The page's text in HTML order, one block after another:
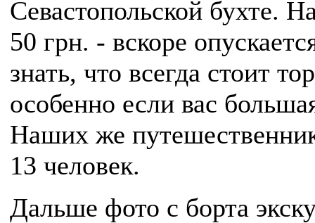
Севастопольской бухте.
50 грн. - вскоре
знать, что всегда стоит
особенно если вас
Наших же
13 человек.
Дальше фото с борта